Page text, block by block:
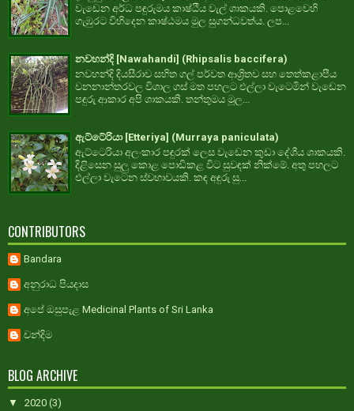
වැඩෙන අර්ධ පඳුරුමය කාෂ්ඨීය වැල් ශාකයකි. පොළවෙහි
ගැඹුරට විහිදෙන කාෂ්ඨමය මුල සුගන්ධවත්ය. ලප...
නවහන්දි [Nawahandi] (Rhipsalis baccifera)
නවහන්දි දියසීරාව සහිත ගල් පර්වත ආශ්‍රිතව සහ තෙත්කළාපීය
වනනාන්තරවල විශාල ගස් මත පහලට එල්ලා වැටෙමින් වැඩෙන
පඳුරු ආකාර අපි ශාකයකි. තන්තුමය මූල...
ඇට්ටේරියා [Etteriya] (Murraya paniculata)
ඇට්ටෙරියා අලංකාර පඳුරක් ලෙස වැඩෙන කුඩා දේශීය ශාකයකි.
දිළිසෙන සුලු කොළ පොඩිකළ විට සුවඳක් නික්මේ. අතු පහලට
එල්ලා වැටෙන ස්වභාවයකි. කඳ අඳුරු සු...
CONTRIBUTORS
Bandara
අනුරාධ පියදාස
අපේ ඔසුපැළ Medicinal Plants of Sri Lanka
චන්දිම
BLOG ARCHIVE
▼ 2020 (3)